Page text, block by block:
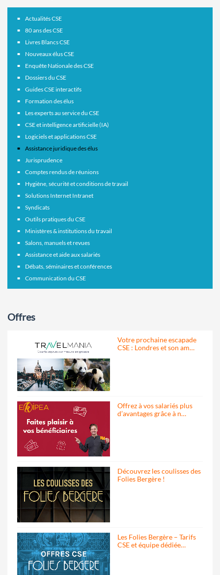
Actualités CSE
80 ans des CSE
Livres Blancs CSE
Nouveaux élus CSE
Enquête Nationale des CSE
Dossiers du CSE
Guides CSE interactifs
Formation des élus
Les experts au service du CSE
CSE et intelligence artificielle (IA)
Logiciels et applications CSE
Assistance juridique des élus
Jurisprudence
Comptes rendus de réunions
Hygiène, sécurité et conditions de travail
Solutions Internet Intranet
Syndicats
Outils pratiques du CSE
Ministères & institutions du travail
Salons, manuels et revues
Assistance et aide aux salariés
Débats, séminaires et conférences
Communication du CSE
Offres
Votre prochaine escapade
CSE : Londres et son am…
Offrez à vos salariés plus
d’avantages grâce à n…
Découvrez les coulisses des
Folies Bergère !
Les Folies Bergère – Tarifs
CSE et équipe dédiée…